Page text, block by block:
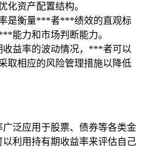
化资产配置结构。
是衡量***者***绩效的直观标
能力和市场判断能力。
收益率的波动情况，***者可以
取相应的风险管理措施以降低
泛应用于股票、债券等各类金
利用持有期收益率来评估自己